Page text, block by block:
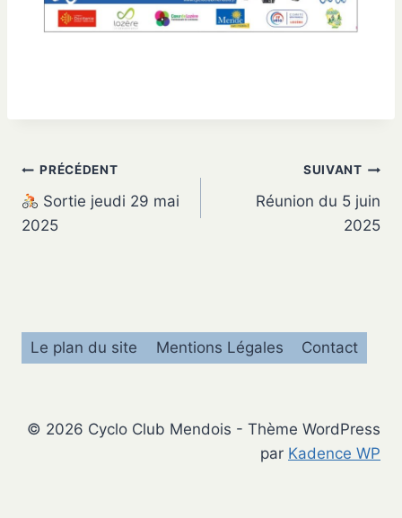
Navigation
de
PRÉCÉDENT
Sortie jeudi 29 mai
2025
SUIVANT
Réunion du 5 juin
2025
Le plan du site Mentions Légales Contact
© 2026 Cyclo Club Mendois - Thème WordPress
par Kadence WP